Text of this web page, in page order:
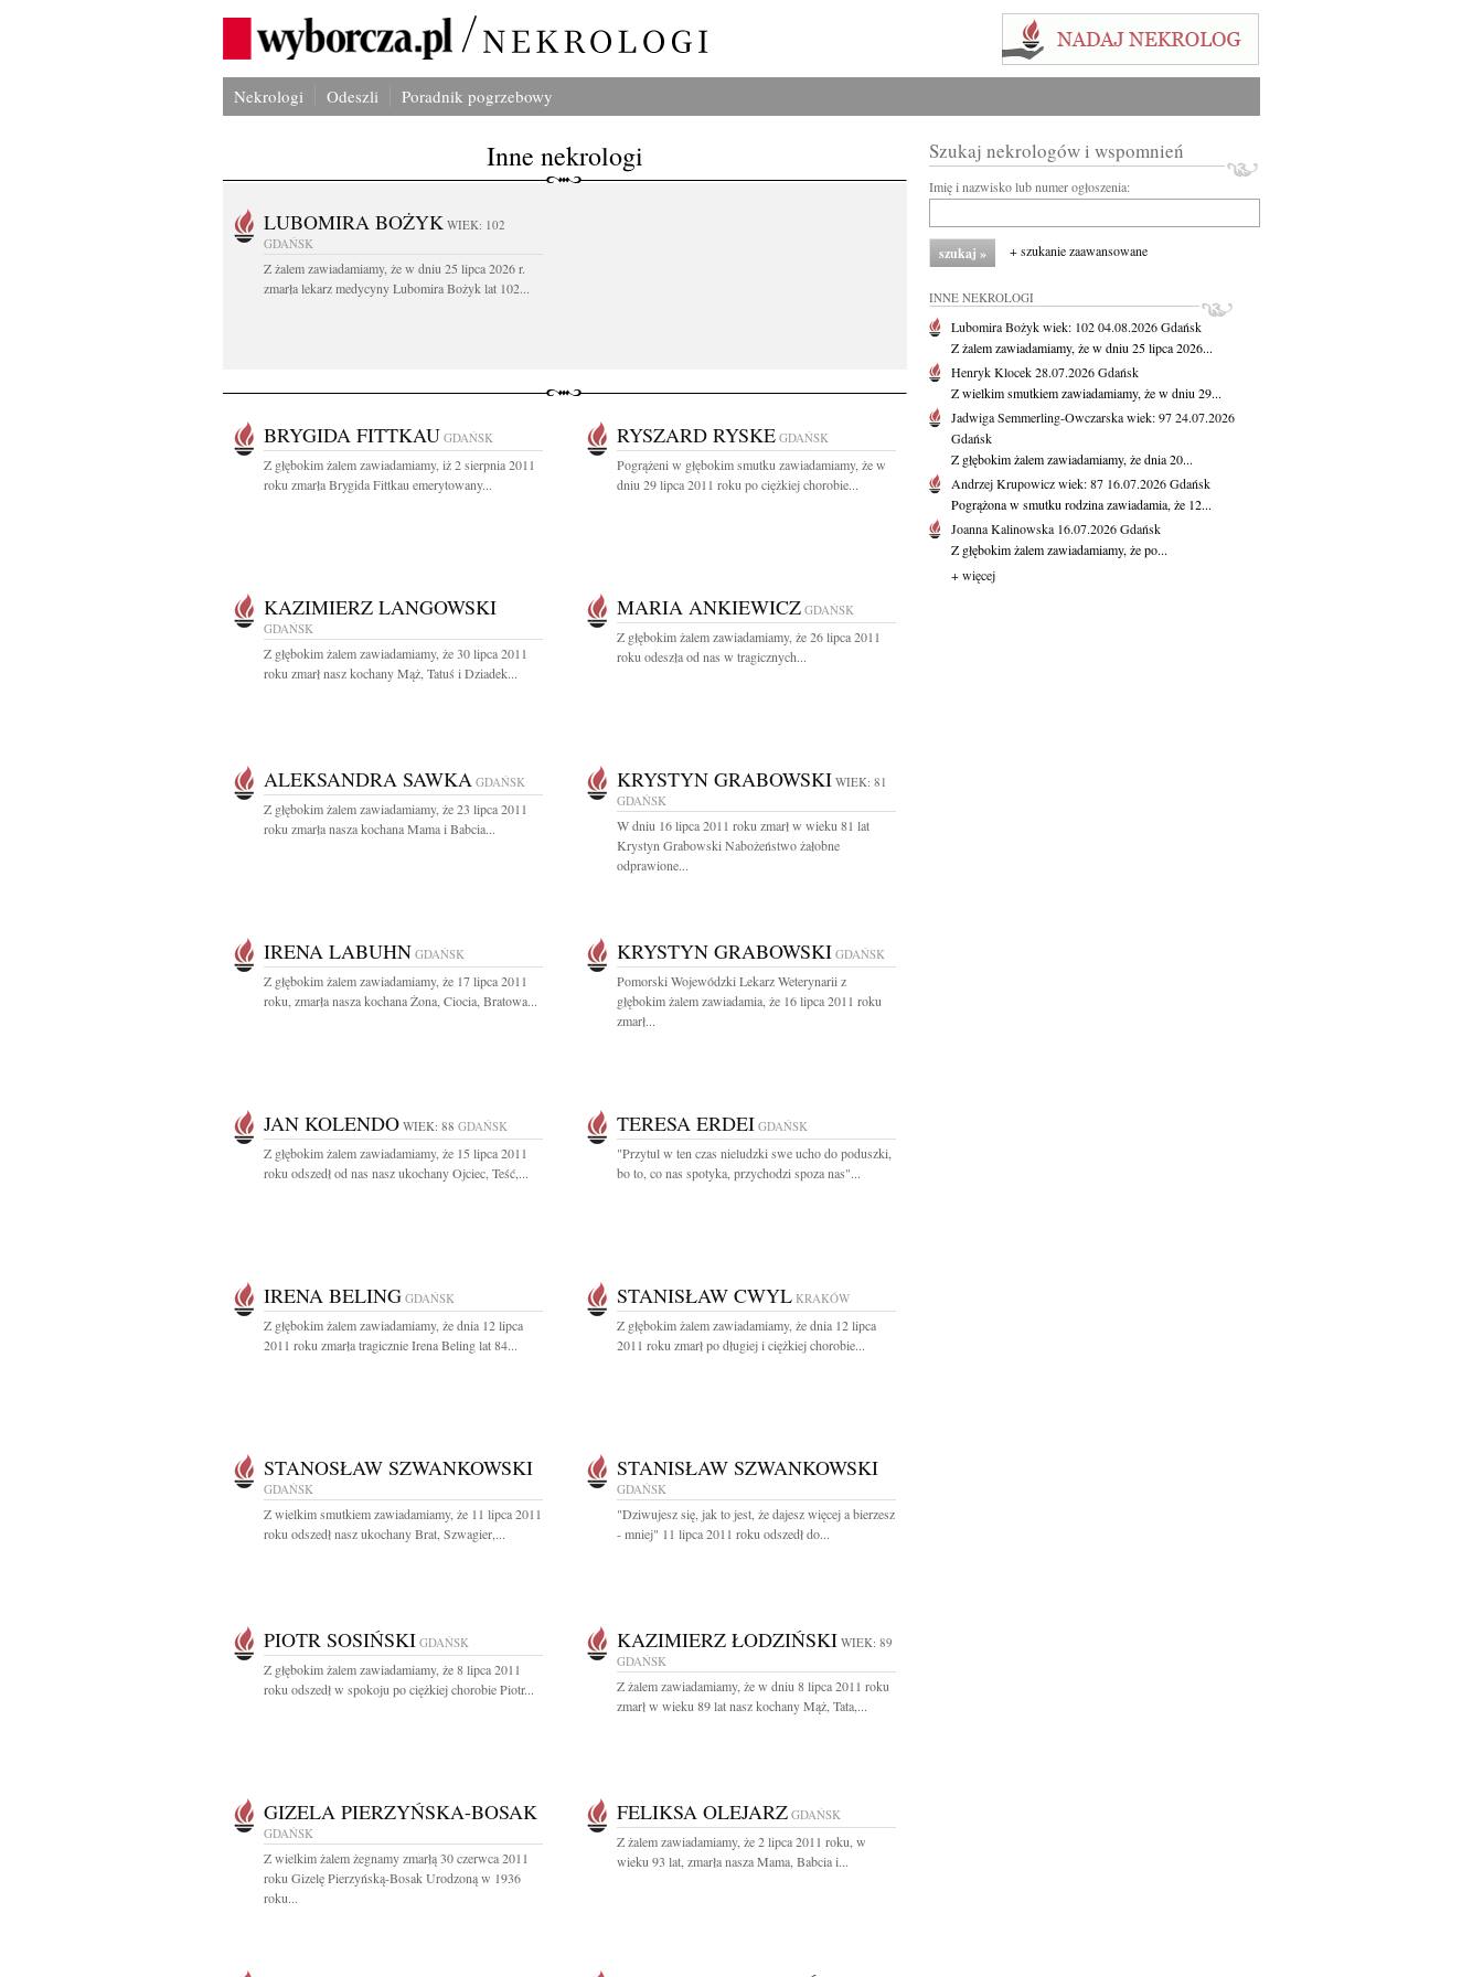
Nekrologi Odeszli Poradnik pogrzebowy
Inne nekrologi
LUBOMIRA BOŻYK WIEK: 102
GDAŃSK
Z żalem zawiadamiamy, że w dniu 25 lipca 2026 r.
zmarła lekarz medycyny Lubomira Bożyk lat 102...
BRYGIDA FITTKAU GDAŃSK
Z głębokim żalem zawiadamiamy, iż 2 sierpnia 2011
roku zmarła Brygida Fittkau emerytowany...
RYSZARD RYSKE GDAŃSK
Pogrążeni w głębokim smutku zawiadamiamy, że w
dniu 29 lipca 2011 roku po ciężkiej chorobie...
KAZIMIERZ LANGOWSKI
GDAŃSK
Z głębokim żalem zawiadamiamy, że 30 lipca 2011
roku zmarł nasz kochany Mąż, Tatuś i Dziadek...
MARIA ANKIEWICZ GDAŃSK
Z głębokim żalem zawiadamiamy, że 26 lipca 2011
roku odeszła od nas w tragicznych...
ALEKSANDRA SAWKA GDAŃSK
Z głębokim żalem zawiadamiamy, że 23 lipca 2011
roku zmarła nasza kochana Mama i Babcia...
KRYSTYN GRABOWSKI WIEK: 81
GDAŃSK
W dniu 16 lipca 2011 roku zmarł w wieku 81 lat
Krystyn Grabowski Nabożeństwo żałobne
odprawione...
IRENA LABUHN GDAŃSK
Z głębokim żalem zawiadamiamy, że 17 lipca 2011
roku, zmarła nasza kochana Żona, Ciocia, Bratowa...
KRYSTYN GRABOWSKI GDAŃSK
Pomorski Wojewódzki Lekarz Weterynarii z
głębokim żalem zawiadamia, że 16 lipca 2011 roku
zmarł...
JAN KOLENDO WIEK: 88 GDAŃSK
Z głębokim żalem zawiadamiamy, że 15 lipca 2011
roku odszedł od nas nasz ukochany Ojciec, Teść,...
TERESA ERDEI GDAŃSK
"Przytul w ten czas nieludzki swe ucho do poduszki,
bo to, co nas spotyka, przychodzi spoza nas"...
IRENA BELING GDAŃSK
Z głębokim żalem zawiadamiamy, że dnia 12 lipca
2011 roku zmarła tragicznie Irena Beling lat 84...
STANISŁAW CWYL KRAKÓW
Z głębokim żalem zawiadamiamy, że dnia 12 lipca
2011 roku zmarł po długiej i ciężkiej chorobie...
STANOSŁAW SZWANKOWSKI
GDAŃSK
Z wielkim smutkiem zawiadamiamy, że 11 lipca 2011
roku odszedł nasz ukochany Brat, Szwagier,...
STANISŁAW SZWANKOWSKI
GDAŃSK
"Dziwujesz się, jak to jest, że dajesz więcej a bierzesz
- mniej" 11 lipca 2011 roku odszedł do...
PIOTR SOSIŃSKI GDAŃSK
Z głębokim żalem zawiadamiamy, że 8 lipca 2011
roku odszedł w spokoju po ciężkiej chorobie Piotr...
KAZIMIERZ ŁODZIŃSKI WIEK: 89
GDAŃSK
Z żalem zawiadamiamy, że w dniu 8 lipca 2011 roku
zmarł w wieku 89 lat nasz kochany Mąż, Tata,...
GIZELA PIERZYŃSKA-BOSAK
GDAŃSK
Z wielkim żalem żegnamy zmarłą 30 czerwca 2011
roku Gizelę Pierzyńską-Bosak Urodzoną w 1936
roku...
FELIKSA OLEJARZ GDAŃSK
Z żalem zawiadamiamy, że 2 lipca 2011 roku, w
wieku 93 lat, zmarła nasza Mama, Babcia i...
Szukaj nekrologów i wspomnień
Imię i nazwisko lub numer ogłoszenia:
+ szukanie zaawansowane
INNE NEKROLOGI
Lubomira Bożykwiek: 10204.08.2026Gdańsk
Z żalem zawiadamiamy, że w dniu 25 lipca 2026...
Henryk Klocek28.07.2026Gdańsk
Z wielkim smutkiem zawiadamiamy, że w dniu 29...
Jadwiga Semmerling-Owczarskawiek: 9724.07.2026
Gdańsk
Z głębokim żalem zawiadamiamy, że dnia 20...
Andrzej Krupowiczwiek: 87 16.07.2026Gdańsk
Pogrążona w smutku rodzina zawiadamia, że 12...
Joanna Kalinowska 16.07.2026Gdańsk
Z głębokim żalem zawiadamiamy, że po...
+ więcej